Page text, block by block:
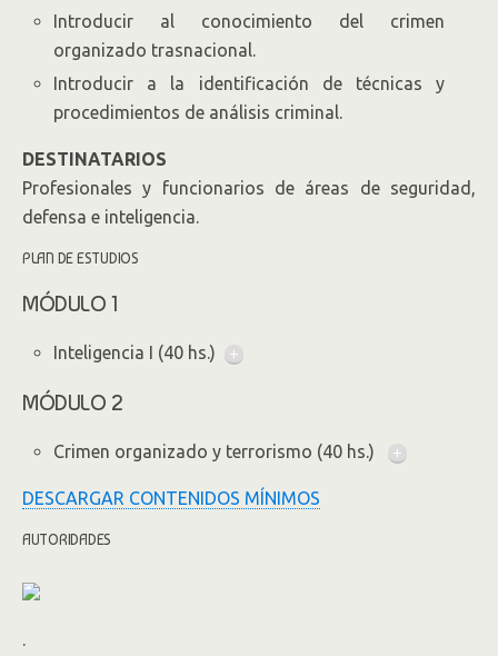
Introducir al conocimiento del crimen
organizado trasnacional.
Introducir a la identificación de técnicas y
procedimientos de análisis criminal.
DESTINATARIOS
Profesionales y funcionarios de áreas de seguridad,
defensa e inteligencia.
PLAN DE ESTUDIOS
MÓDULO 1
Inteligencia I (40 hs.) +
MÓDULO 2
Crimen organizado y terrorismo (40 hs.) +
DESCARGAR CONTENIDOS MÍNIMOS
AUTORIDADES
.